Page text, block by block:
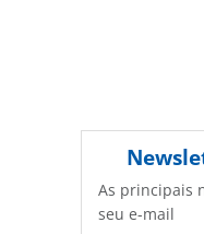
As principais
seu e-mail